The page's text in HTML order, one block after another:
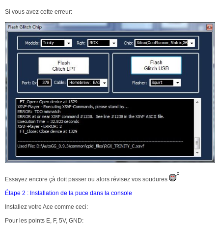
Si vous avez cette erreur:
Essayez encore çà doit passer ou alors révisez vos soudures
Étape 2 : Installation de la puce dans la console
Installez votre Ace comme ceci:
Pour les points E, F, 5V, GND: